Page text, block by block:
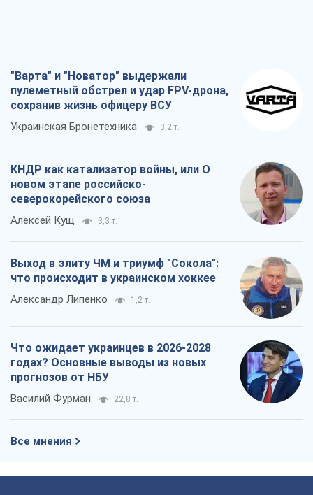
"Варта" и "Новатор" выдержали
пулеметный обстрел и удар FPV-дрона,
сохранив жизнь офицеру ВСУ
Украинская Бронетехника 3,2 т.
КНДР как катализатор войны, или О
новом этапе российско-
северокорейского союза
Алексей Кущ 3,3 т.
Выход в элиту ЧМ и триумф "Сокола":
что происходит в украинском хоккее
Александр Липенко 1,2 т.
Что ожидает украинцев в 2026-2028
годах? Основные выводы из новых
прогнозов от НБУ
Василий Фурман 22,8 т.
Все мнения